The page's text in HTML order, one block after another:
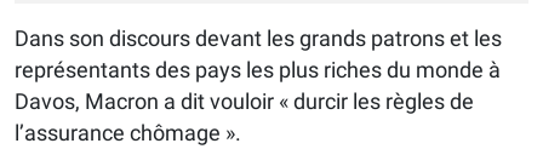
Dans son discours devant les grands patrons et les
représentants des pays les plus riches du monde à
Davos, Macron a dit vouloir « durcir les règles de
l’assurance chômage ».